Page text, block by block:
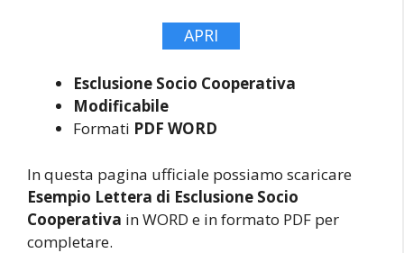
APRI
Esclusione Socio Cooperativa
Modificabile
Formati PDF WORD
In questa pagina ufficiale possiamo scaricare
Esempio Lettera di Esclusione Socio
Cooperativa in WORD e in formato PDF per
completare.